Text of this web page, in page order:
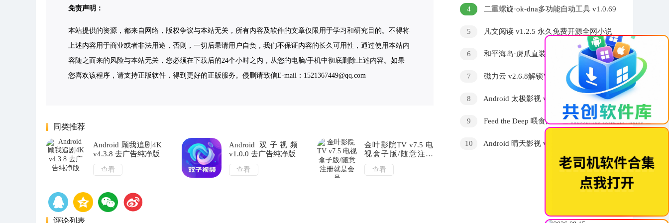
免责声明：
本站提供的资源，都来自网络，版权争议与本站无关，所有内容及软件的文章仅限用于学习和研究目的。不得将
上述内容用于商业或者非法用途，否则，一切后果请用户自负，我们不保证内容的长久可用性，通过使用本站内
容随之而来的风险与本站无关，您必须在下载后的24个小时之内，从您的电脑/手机中彻底删除上述内容。如果
您喜欢该程序，请支持正版软件，得到更好的正版服务。侵删请致信E-mail：1521367449@qq.com
同类推荐
Android 顾我追剧4K
v4.3.8 去广告纯净版
查看
Android 双子视频
v1.0.0 去广告纯净版
查看
金叶影院TV v7.5 电
视盒子版/随意注册
就是会员
「2022.4.14」
查看
评论列表
4
二重螺旋·ok-dna多功能自动工具 v1.0.69
5
凡文阅读 v1.2.5 永久免费开源全网小说
6
和平海岛·虎爪直装绘制自瞄漏打破解版
7
磁力云 v2.6.8解锁VIP会员版
8 Android 太极影视 v1.2.1去广告会员版
9 Feed the Deep 喂食深渊 v1.0 中文版
10
Android 晴天影视 v5.6.7解锁高级版 支持